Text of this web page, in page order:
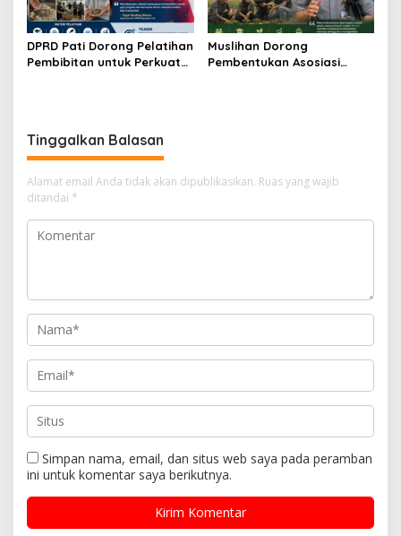
DPRD Pati Dorong Pelatihan
Pembibitan untuk Perkuat
Muslihan Dorong
Pembentukan Asosiasi
Tinggalkan Balasan
Alamat email Anda tidak akan dipublikasikan. Ruas yang wajib
ditandai *
Simpan nama, email, dan situs web saya pada peramban
ini untuk komentar saya berikutnya.